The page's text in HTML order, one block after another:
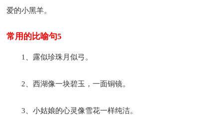
爱的小黑羊。
常用的比喻句5
1、露似珍珠月似弓。
2、西湖像一块碧玉，一面铜镜。
3、小姑娘的心灵像雪花一样纯洁。